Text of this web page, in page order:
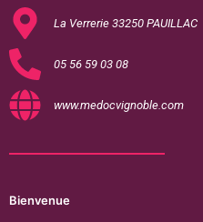
La Verrerie 33250 PAUILLAC
05 56 59 03 08
www.medocvignoble.com
Bienvenue